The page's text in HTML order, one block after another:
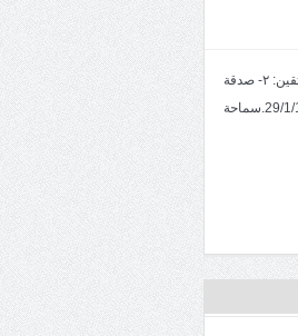
خطبة الجمعة: سمات المتقين: ٢- صدقة
السر والعلن.. بتاريخ29/1/1446.سماحة